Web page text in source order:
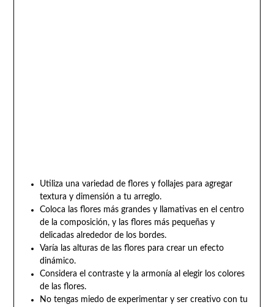
Utiliza una variedad de flores y follajes para agregar
textura y dimensión a tu arreglo.
Coloca las flores más grandes y llamativas en el centro
de la composición, y las flores más pequeñas y
delicadas alrededor de los bordes.
Varía las alturas de las flores para crear un efecto
dinámico.
Considera el contraste y la armonía al elegir los colores
de las flores.
No tengas miedo de experimentar y ser creativo con tu